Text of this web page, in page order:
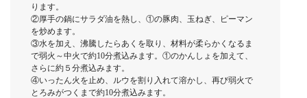
ります。
②厚手の鍋にサラダ油を熱し、①の豚肉、玉ねぎ、ピーマン
を炒めます。
③水を加え、沸騰したらあくを取り、材料が柔らかくなるま
で弱火～中火で約10分煮込みます。①のかんしょを加えて、
さらに約５分煮込みます。
④いったん火を止め、ルウを割り入れて溶かし、再び弱火で
とろみがつくまで約10分煮込みます。